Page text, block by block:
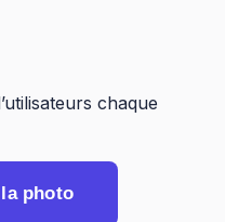
chaque
photo